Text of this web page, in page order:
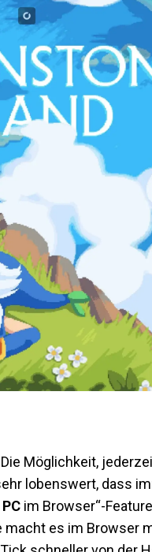
Möglichkeit,
lobenswert, dass
im Browser“-
es im Browser